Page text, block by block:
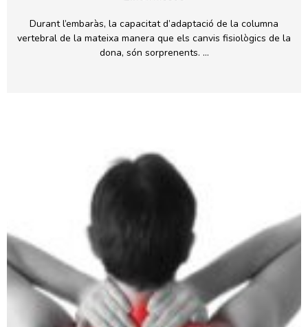
Durant l’embaràs, la capacitat d’adaptació de la columna
vertebral de la mateixa manera que els canvis fisiològics de la
dona, són sorprenents. …